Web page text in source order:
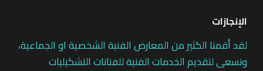
الإنجازات
لقد أقمنا الكثير من المعارض الفنية الشخصية او الجماعية،
ونسعى لتقديم الخدمات الفنية للفنانات التشكيليات